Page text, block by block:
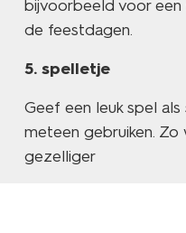
bijvoorbeeld voor een
de feestdagen.
spelletje
Geef een leuk spel
meteen gebruiken.
gezelliger